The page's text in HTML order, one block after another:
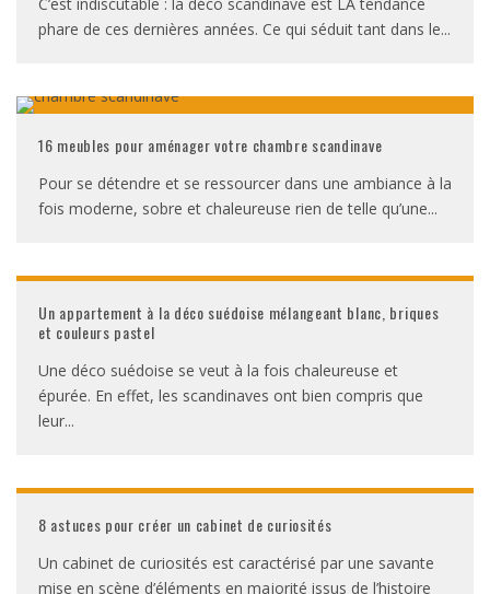
phare de ces dernières années. Ce qui séduit tant dans le...
16 meubles pour aménager votre chambre scandinave
Pour se détendre et se ressourcer dans une ambiance à la
fois moderne, sobre et chaleureuse rien de telle qu’une...
Un appartement à la déco suédoise mélangeant blanc, briques
et couleurs pastel
Une déco suédoise se veut à la fois chaleureuse et
épurée. En effet, les scandinaves ont bien compris que
leur...
8 astuces pour créer un cabinet de curiosités
Un cabinet de curiosités est caractérisé par une savante
mise en scène d’éléments en majorité issus de l’histoire